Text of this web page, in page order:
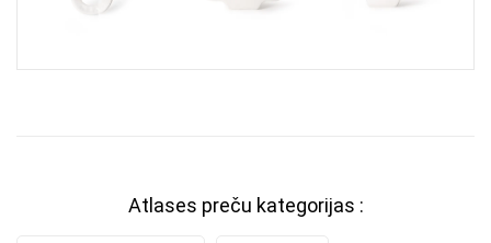
Atlases preču kategorijas :